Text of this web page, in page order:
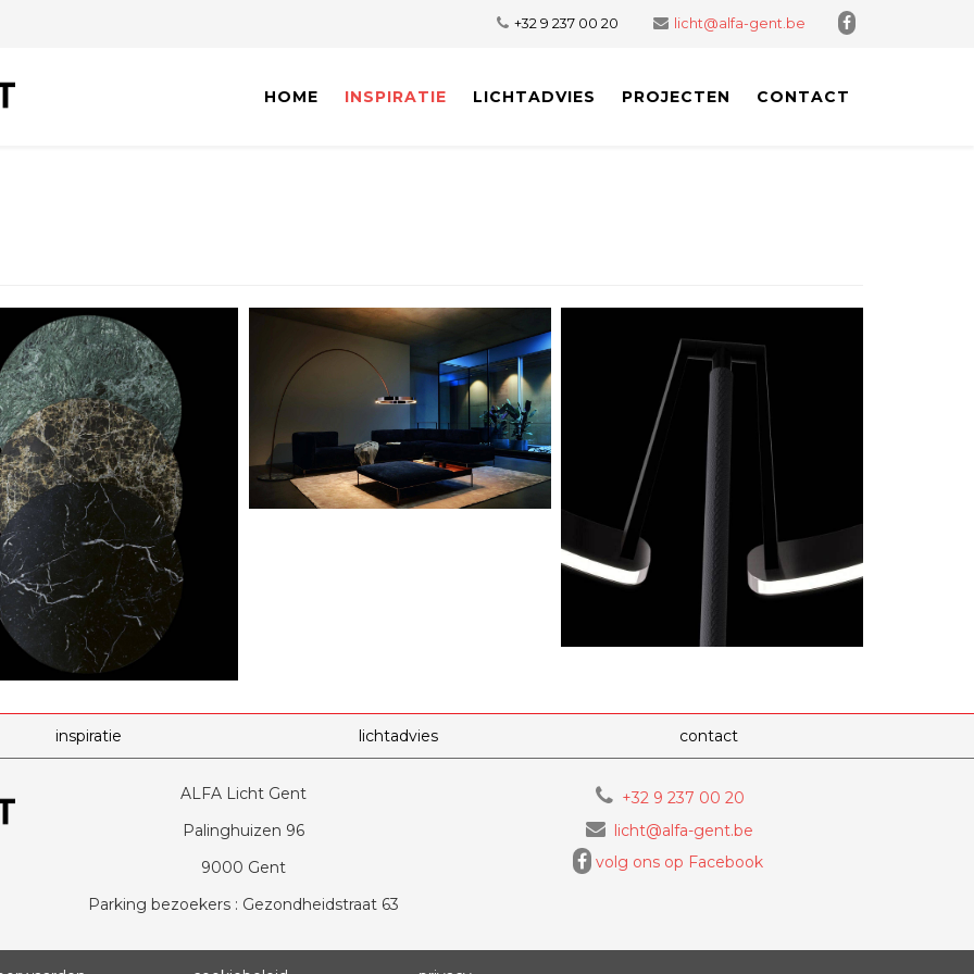
+32 9 237 00 20 licht@alfa-gent.be
HOME INSPIRATIE LICHTADVIES PROJECTEN CONTACT
inspiratie lichtadvies contact
ALFA Licht Gent
Palinghuizen 96
9000 Gent
Parking bezoekers : Gezondheidstraat 63
+32 9 237 00 20
licht@alfa-gent.be
volg ons op Facebook